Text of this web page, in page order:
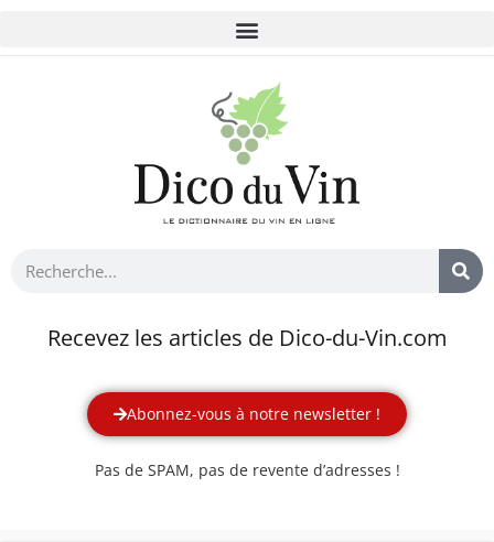
Recevez les articles de Dico-du-Vin.com
Abonnez-vous à notre newsletter !
Pas de SPAM, pas de revente d’adresses !